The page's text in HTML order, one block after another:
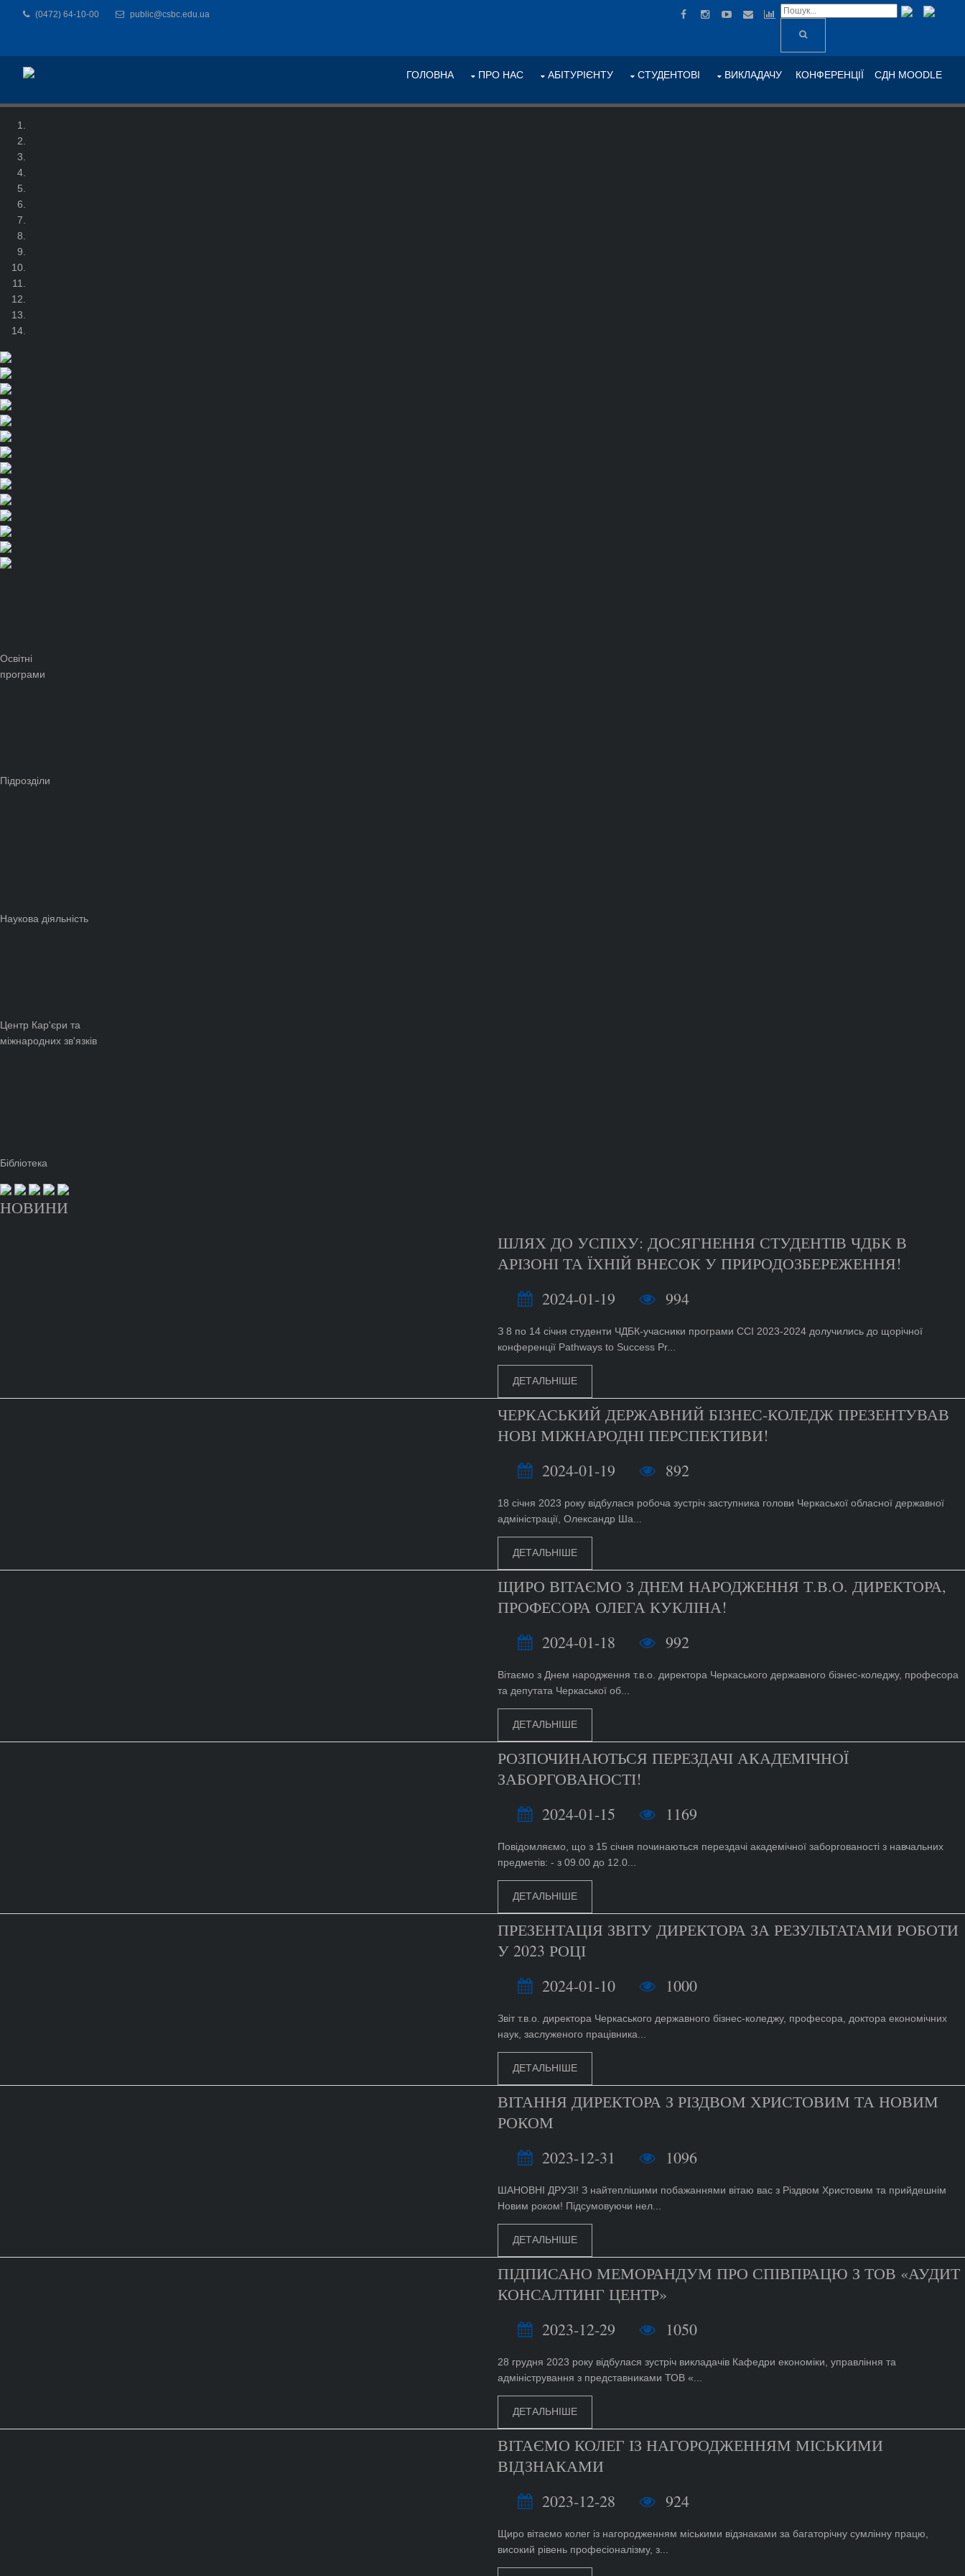
(0472) 64-10-00 public@csbc.edu.ua
ГОЛОВНА ПРО НАС АБІТУРІЄНТУ СТУДЕНТОВІ ВИКЛАДАЧУ КОНФЕРЕНЦІЇ СДН MOODLE
Освітні
програми
Підрозділи
Наукова діяльність
Центр Кар'єри та
міжнародних зв'язків
Бібліотека
НОВИНИ
ШЛЯХ ДО УСПІХУ: ДОСЯГНЕННЯ СТУДЕНТІВ ЧДБК В
АРІЗОНІ ТА ЇХНІЙ ВНЕСОК У ПРИРОДОЗБЕРЕЖЕННЯ!
2024-01-19
994
З 8 по 14 січня студенти ЧДБК-учасники програми CCI 2023-2024 долучились до щорічної
конференції Pathways to Success Pr...
ДЕТАЛЬНІШЕ
ЧЕРКАСЬКИЙ ДЕРЖАВНИЙ БІЗНЕС-КОЛЕДЖ ПРЕЗЕНТУВАВ
НОВІ МІЖНАРОДНІ ПЕРСПЕКТИВИ!
2024-01-19
892
18 січня 2023 року відбулася робоча зустріч заступника голови Черкаської обласної державної
адміністрації, Олександр Ша...
ДЕТАЛЬНІШЕ
ЩИРО ВІТАЄМО З ДНЕМ НАРОДЖЕННЯ Т.В.О. ДИРЕКТОРА,
ПРОФЕСОРА ОЛЕГА КУКЛІНА!
2024-01-18
992
Вітаємо з Днем народження т.в.о. директора Черкаського державного бізнес-коледжу, професора
та депутата Черкаської об...
ДЕТАЛЬНІШЕ
РОЗПОЧИНАЮТЬСЯ ПЕРЕЗДАЧІ АКАДЕМІЧНОЇ
ЗАБОРГОВАНОСТІ!
2024-01-15
1169
Повідомляємо, що з 15 січня починаються перездачі академічної заборгованості з навчальних
предметів: - з 09.00 до 12.0...
ДЕТАЛЬНІШЕ
ПРЕЗЕНТАЦІЯ ЗВІТУ ДИРЕКТОРА ЗА РЕЗУЛЬТАТАМИ РОБОТИ
У 2023 РОЦІ
2024-01-10
1000
Звіт т.в.о. директора Черкаського державного бізнес-коледжу, професора, доктора економічних
наук, заслуженого працівника...
ДЕТАЛЬНІШЕ
ВІТАННЯ ДИРЕКТОРА З РІЗДВОМ ХРИСТОВИМ ТА НОВИМ
РОКОМ
2023-12-31
1096
ШАНОВНІ ДРУЗІ! З найтеплішими побажаннями вітаю вас з Різдвом Христовим та прийдешнім
Новим роком! Підсумовуючи нел...
ДЕТАЛЬНІШЕ
ПІДПИСАНО МЕМОРАНДУМ ПРО СПІВПРАЦЮ З ТОВ «АУДИТ
КОНСАЛТИНГ ЦЕНТР»
2023-12-29
1050
28 грудня 2023 року відбулася зустріч викладачів Кафедри економіки, управління та
адміністрування з представниками ТОВ «...
ДЕТАЛЬНІШЕ
ВІТАЄМО КОЛЕГ ІЗ НАГОРОДЖЕННЯМ МІСЬКИМИ
ВІДЗНАКАМИ
2023-12-28
924
Щиро вітаємо колег із нагородженням міськими відзнаками за багаторічну сумлінну працю,
високий рівень професіоналізму, з...